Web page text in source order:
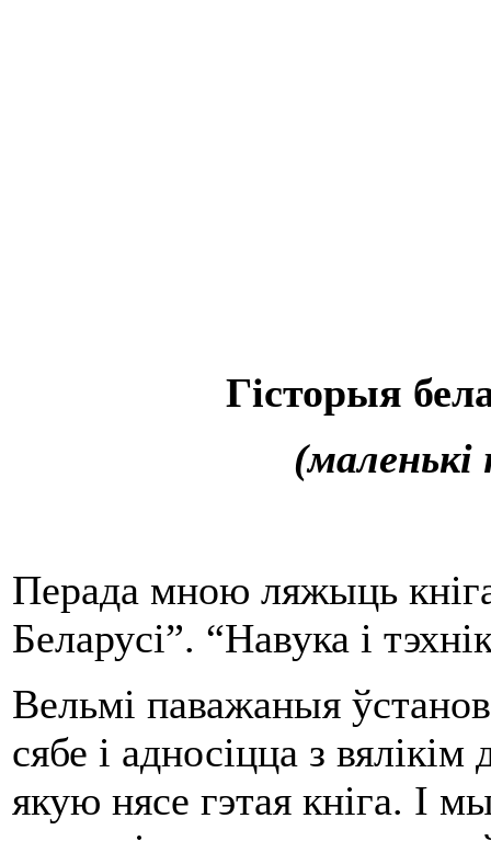
Гісторыя
(маленькі
Перада мною ляжыць
Беларусі”. “Навука і
Вельмі паважаныя
сябе і адносіцца з
якую нясе гэтая кніга. І